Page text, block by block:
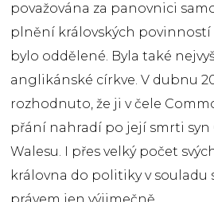
považována za panovnici
plnění královských povinností
bylo oddělené. Byla také
anglikánské církve. V dubnu
rozhodnuto, že ji v čele
přání nahradí po její smrti syn
Walesu. I přes velký počet
královna do politiky v souladu